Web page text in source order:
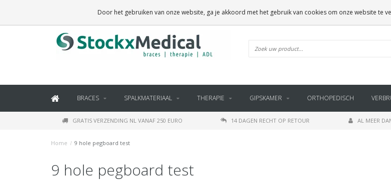
BRACES SPALKMATERIAAL THERAPIE GIPSKAMER ORTHOPEDISCH
GRATIS VERZENDING NL VANAF 250 EURO 14 DAGEN RECHT OP RETOUR AL MEER
Home / 9 hole pegboard test
9 hole pegboard test
Door het gebruiken van onze website, ga je akkoord met het gebruik van cookies om onze website te